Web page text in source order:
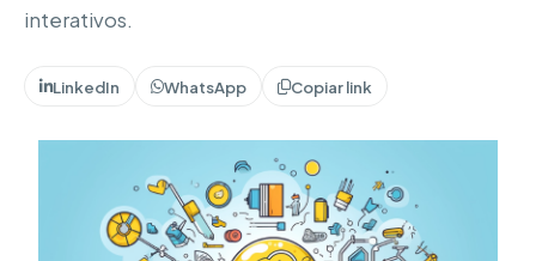
interativos.
LinkedIn WhatsApp Copiar link